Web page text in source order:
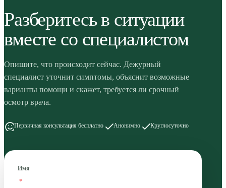
Разберитесь в ситуации
вместе со специалистом
Опишите, что происходит сейчас. Дежурный
специалист уточнит симптомы, объяснит возможные
варианты помощи и скажет, требуется ли срочный
осмотр врача.
Первичная консультация бесплатно Анонимно Круглосуточно
Имя